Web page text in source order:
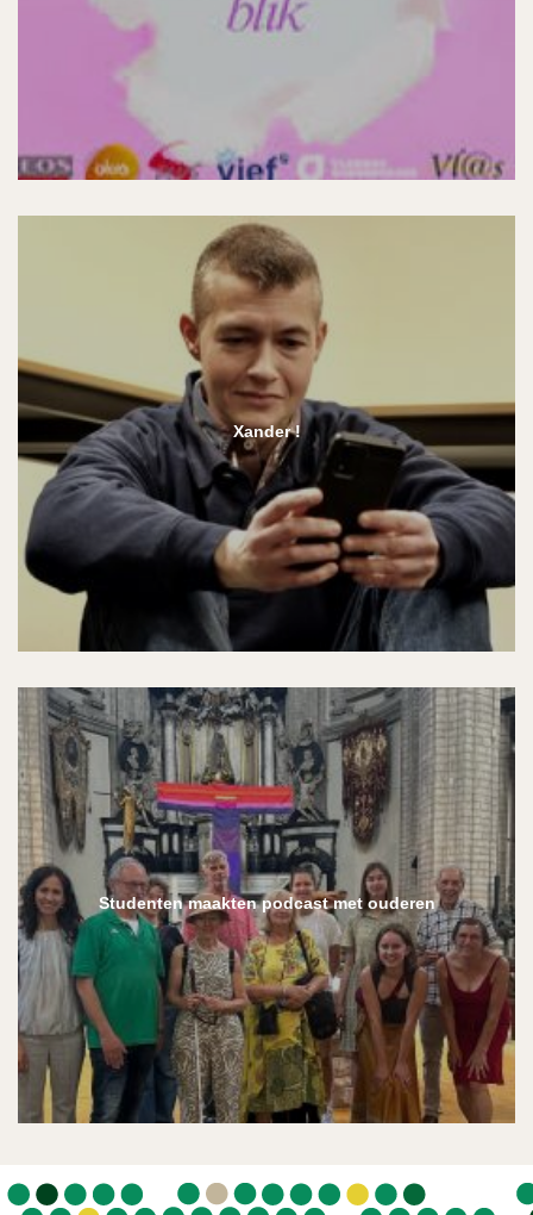
Xander !
Studenten maakten podcast met ouderen